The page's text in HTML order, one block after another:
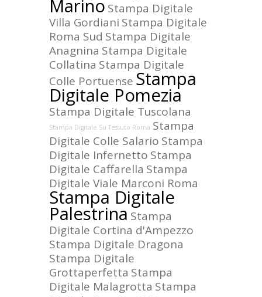
Marino Stampa Digitale
Villa Gordiani Stampa Digitale
Roma Sud Stampa Digitale
Anagnina Stampa Digitale
Collatina Stampa Digitale
Colle Portuense Stampa
Digitale Pomezia
Stampa Digitale Tuscolana
Stampa Digitale Su Tessuto Roma Stampa
Digitale Colle Salario Stampa
Digitale Infernetto Stampa
Digitale Caffarella Stampa
Digitale Viale Marconi Roma
Stampa Digitale
Palestrina Stampa
Digitale Cortina d'Ampezzo
Stampa Digitale Dragona
Stampa Digitale
Grottaperfetta Stampa
Digitale Malagrotta Stampa